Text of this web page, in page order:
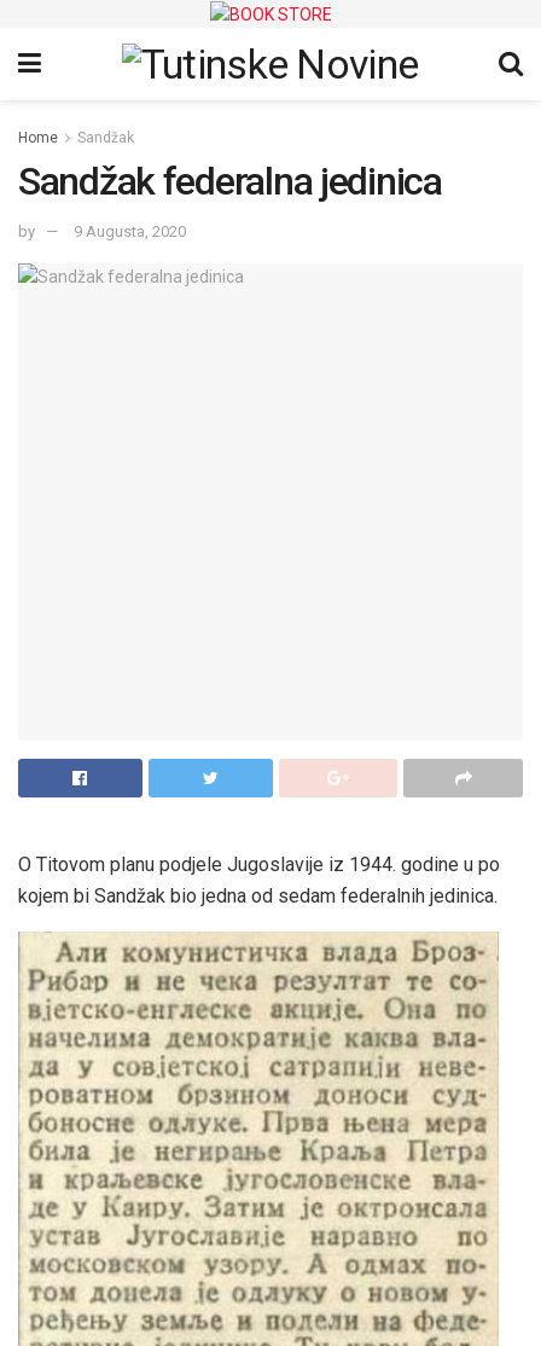
Home Sandžak
Sandžak federalna jedinica
by 9 Augusta, 2020
O Titovom planu podjele Jugoslavije iz 1944. godine u po
kojem bi Sandžak bio jedna od sedam federalnih jedinica.